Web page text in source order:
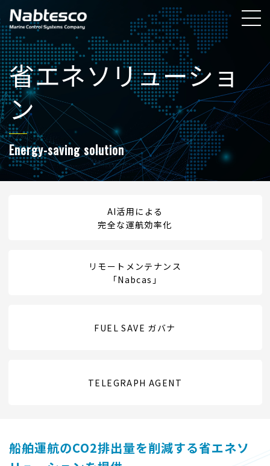
省エネソリューショ
ン
Energy-saving solution
AI活用による
完全な運航効率化
リモートメンテナンス
「Nabcas」
FUEL SAVE ガバナ
TELEGRAPH AGENT
船舶運航のCO2排出量を削減する省エネソ